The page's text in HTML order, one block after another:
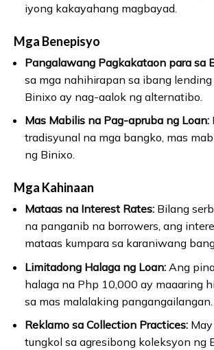
iyong kakayahang magbayad.
Mga Benepisyo
Pangalawang Pagkakataon para sa
sa mga nahihirapan sa ibang
Binixo ay nag-aalok ng alternatibo.
Mas Mabilis na Pag-apruba ng Loan:
tradisyunal na mga bangko, mas
ng Binixo.
Mga Kahinaan
Mataas na Interest Rates:Bilang
na panganib na borrowers, ang
mataas kumpara sa karaniwang
Limitadong Halaga ng Loan:Ang
halaga na Php 10,000 ay maaaring
sa mas malalaking pangangailangan.
Reklamo sa Collection Practices:May
tungkol sa agresibong koleksyon ng